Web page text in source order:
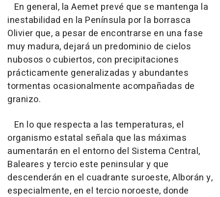
En general, la Aemet prevé que se mantenga la
inestabilidad en la Península por la borrasca
Olivier que, a pesar de encontrarse en una fase
muy madura, dejará un predominio de cielos
nubosos o cubiertos, con precipitaciones
prácticamente generalizadas y abundantes
tormentas ocasionalmente acompañadas de
granizo.
En lo que respecta a las temperaturas, el
organismo estatal señala que las máximas
aumentarán en el entorno del Sistema Central,
Baleares y tercio este peninsular y que
descenderán en el cuadrante suroeste, Alborán y,
especialmente, en el tercio noroeste, donde